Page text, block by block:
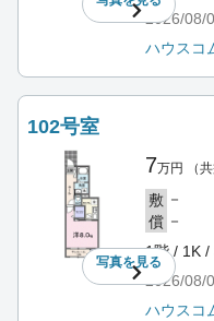
2026/08/
ハウスコ
102号室
写真を見る
7万円 （
敷 －
償 －
1階 / 1K /
2026/08/
ハウスコ